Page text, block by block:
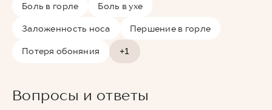
Боль в горле Боль в ухе
Заложенность носа Першение в горле
Потеря обоняния +1
Вопросы и ответы